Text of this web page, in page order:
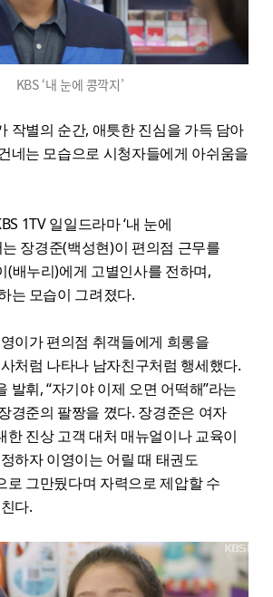
KBS ‘내 눈에 콩깍지’
작별의 순간, 애틋한 진심을 가득 담아
네는 모습으로 시청자들에게 아쉬움을
1TV 일일드라마 ‘내 눈에
는 장경준(백성현)이 편의점 근무를
(배누리)에게 고별인사를 전하며,
는 모습이 그려졌다.
이가 편의점 취객들에게 희롱을
처럼 나타나 남자친구처럼 행세했다.
발휘, “자기야 이제 오면 어떡해”라는
경준의 팔짱을 꼈다. 장경준은 여자
한 진상 고객 대처 매뉴얼이나 교육이
하자 이영이는 어릴 때 태권도
로 그만뒀다며 자력으로 제압할 수
다.